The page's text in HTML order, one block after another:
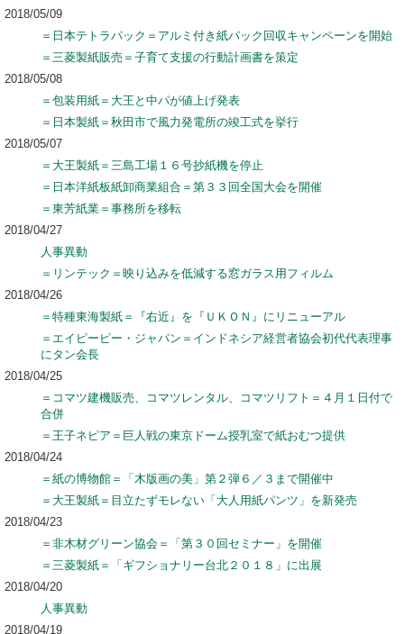
2018/05/09
＝日本テトラパック＝アルミ付き紙パック回収キャンペーンを開始
＝三菱製紙販売＝子育て支援の行動計画書を策定
2018/05/08
＝包装用紙＝大王と中パが値上げ発表
＝日本製紙＝秋田市で風力発電所の竣工式を挙行
2018/05/07
＝大王製紙＝三島工場１６号抄紙機を停止
＝日本洋紙板紙卸商業組合＝第３３回全国大会を開催
＝東芳紙業＝事務所を移転
2018/04/27
人事異動
＝リンテック＝映り込みを低減する窓ガラス用フィルム
2018/04/26
＝特種東海製紙＝『右近』を『ＵＫＯＮ』にリニューアル
＝エイピーピー・ジャパン＝インドネシア経営者協会初代代表理事
にタン会長
2018/04/25
＝コマツ建機販売、コマツレンタル、コマツリフト＝４月１日付で
合併
＝王子ネピア＝巨人戦の東京ドーム授乳室で紙おむつ提供
2018/04/24
＝紙の博物館＝「木版画の美」第２弾６／３まで開催中
＝大王製紙＝目立たずモレない「大人用紙パンツ」を新発売
2018/04/23
＝非木材グリーン協会＝「第３０回セミナー」を開催
＝三菱製紙＝「ギフショナリー台北２０１８」に出展
2018/04/20
人事異動
2018/04/19